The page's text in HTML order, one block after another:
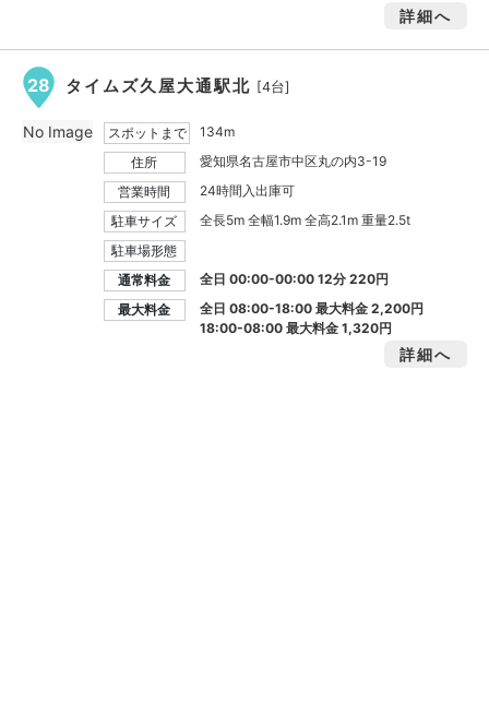
詳細へ
28 タイムズ久屋大通駅北 [4台]
スポットまで
134m
住所
愛知県名古屋市中区丸の内3-19
営業時間
24時間入出庫可
駐車サイズ
全長5m 全幅1.9m 全高2.1m 重量2.5t
駐車場形態
通常料金
全日 00:00-00:00 12分 220円
最大料金
全日 08:00-18:00 最大料金2,200円
18:00-08:00 最大料金1,320円
詳細へ
No Image